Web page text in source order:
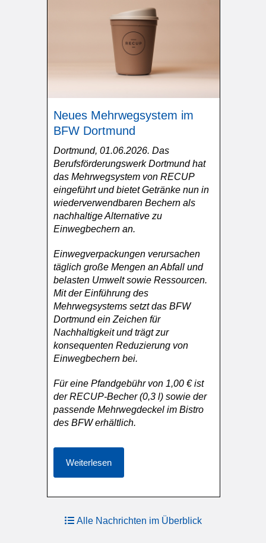
Neues Mehrwegsystem im
BFW Dortmund
Dortmund, 01.06.2026. Das
Berufsförderungswerk Dortmund hat
das Mehrwegsystem von RECUP
eingeführt und bietet Getränke nun in
wiederverwendbaren Bechern als
nachhaltige Alternative zu
Einwegbechern an.
Einwegverpackungen verursachen
täglich große Mengen an Abfall und
belasten Umwelt sowie Ressourcen.
Mit der Einführung des
Mehrwegsystems setzt das BFW
Dortmund ein Zeichen für
Nachhaltigkeit und trägt zur
konsequenten Reduzierung von
Einwegbechern bei.
Für eine Pfandgebühr von 1,00 € ist
der RECUP-Becher (0,3 l) sowie der
passende Mehrwegdeckel im Bistro
des BFW erhältlich.
Weiterlesen
Alle Nachrichten im Überblick